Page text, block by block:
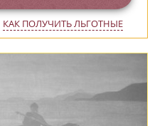
КАК ПОЛУЧИТЬ ЛЬГОТНЫЕ